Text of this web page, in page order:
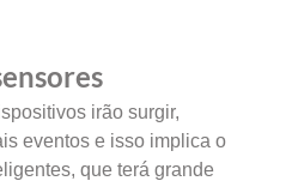
irão surgir,
eventos e isso implica o
que terá grande